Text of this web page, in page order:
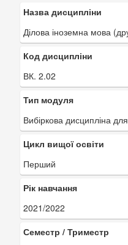
Назва дисципліни
Ділова іноземна мова
Код дисципліни
ВК. 2.02
Тип модуля
Вибіркова дисципліна
Цикл вищої освіти
Перший
Рік навчання
2021/2022
Семестр / Триместр